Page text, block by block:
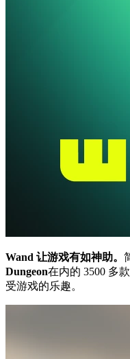
Wand 让游戏有如神助。
Dungeon在内的 3500 多
受游戏的乐趣。